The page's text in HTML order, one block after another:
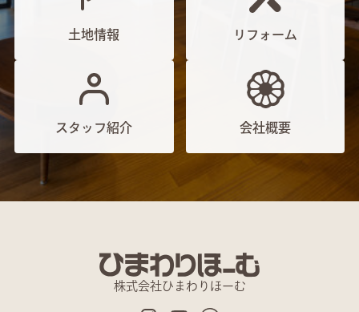
土地情報 リフォーム
スタッフ紹介 会社概要
株式会社ひまわりほーむ